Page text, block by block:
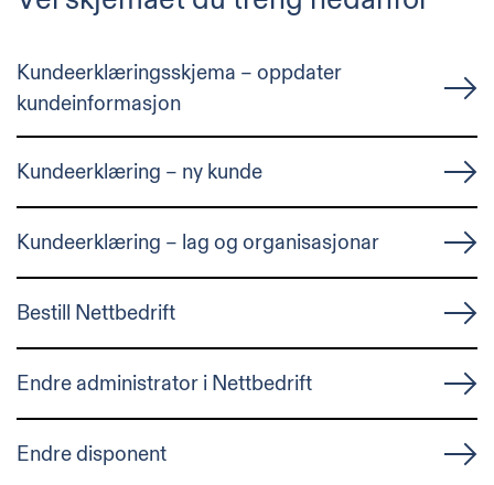
Kundeerklæringsskjema – oppdater
kundeinformasjon
Kundeerklæring – ny kunde
Kundeerklæring – lag og organisasjonar
Bestill Nettbedrift
Endre administrator i Nettbedrift
Endre disponent